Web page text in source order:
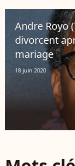
Andre Royo
divorcent
mariage
18 juin 2020